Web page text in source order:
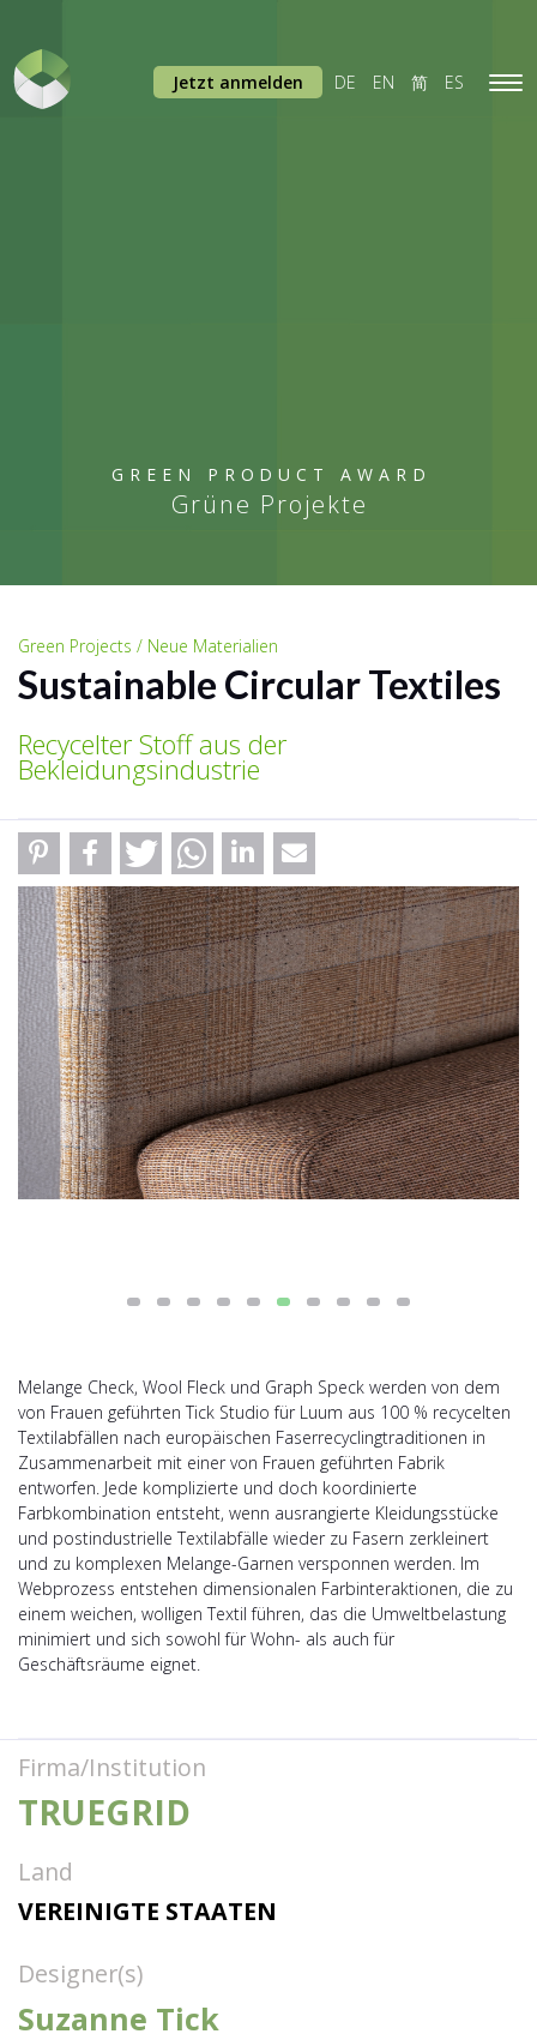
GREEN PRODUCT AWARD
Grüne Projekte
Jetzt anmelden DE EN 简 ES
Green Projects / Neue Materialien
Sustainable Circular Textiles
Recycelter Stoff aus der
Bekleidungsindustrie
Melange Check, Wool Fleck und Graph Speck werden von dem
von Frauen geführten Tick Studio für Luum aus 100 % recycelten
Textilabfällen nach europäischen Faserrecyclingtraditionen in
Zusammenarbeit mit einer von Frauen geführten Fabrik
entworfen. Jede komplizierte und doch koordinierte
Farbkombination entsteht, wenn ausrangierte Kleidungsstücke
und postindustrielle Textilabfälle wieder zu Fasern zerkleinert
und zu komplexen Melange-Garnen versponnen werden. Im
Webprozess entstehen dimensionalen Farbinteraktionen, die zu
einem weichen, wolligen Textil führen, das die Umweltbelastung
minimiert und sich sowohl für Wohn- als auch für
Geschäftsräume eignet.
Firma/Institution
TRUEGRID
Land
VEREINIGTE STAATEN
Designer(s)
Suzanne Tick